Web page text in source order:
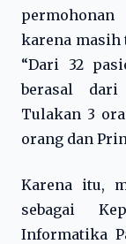
karena masih
“Dari 32
berasal dari
Tulakan 3
orang dan
Karena itu,
sebagai
Informatika